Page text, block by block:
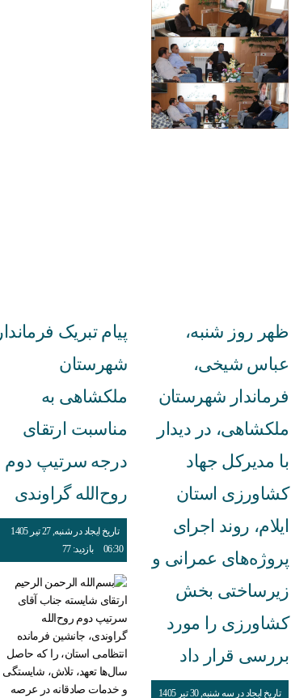
ظهر روز شنبه،
عباس شیخی،
فرماندار شهرستان
ملکشاهی، در دیدار
با مدیرکل جهاد
کشاورزی استان
ایلام، روند اجرای
پروژه‌های عمرانی و
زیرساختی بخش
کشاورزی را مورد
بررسی قرار داد
تاریخ ایجاد در سه شنبه, 30 تیر 1405
پیام تبریک فرماندار
شهرستان
ملکشاهی به
مناسبت ارتقای
درجه سرتیپ دوم
روح‌الله گراوندی
تاریخ ایجاد در شنبه, 27 تیر 1405
06:30
بازدید: 77